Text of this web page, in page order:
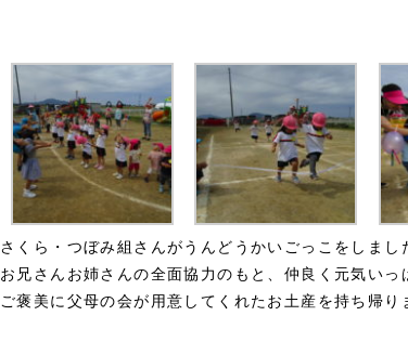
さくら・つぼみ組さんがうんどうかいごっこをしまし
お兄さんお姉さんの全面協力のもと、仲良く元気い
ご褒美に父母の会が用意してくれたお土産を持ち帰り